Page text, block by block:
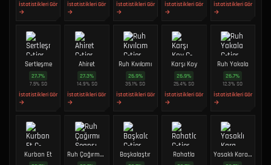
İstatistikleri Gör
→
İstatistikleri Gör
→
İstatistikleri Gör
→
İstatistikleri Gör
→
İstatistikleri Gör
→
Sertleşme
27.7%
7.5% SO
İstatistikleri Gör
→
Ahiret
27.3%
14.9% SO
İstatistikleri Gör
→
Ruh Kıvılcımı
26.9%
35.1%SO
İstatistikleri Gör
→
Karşı Koy
26.9%
25.4%SO
İstatistikleri Gör
→
Ruh Yakala
26.7%
12.3%SO
İstatistikleri Gör
→
Kurban Et Ruh Çağırma Seansı Başkalaştır Rahatla Yasaklı Kara Büyü Kitabı